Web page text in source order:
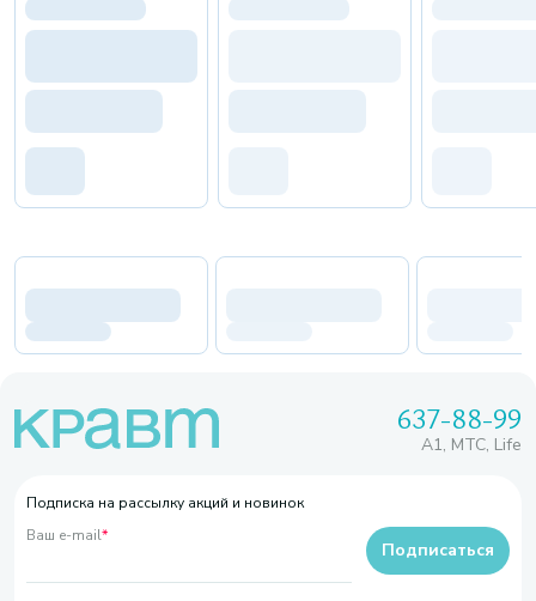
637-88-99
A1, МТС, Life
Подписка на рассылку акций и новинок
Ваш e-mail*
Подписаться